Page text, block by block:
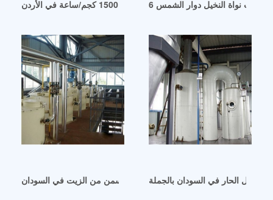
خط إنتاج زيت الفول السوداني الجديد بقدرة 1500 كجم/ساعة في الأردن
افضل سعر ماكينة صنع السمن من الزيت في السودان
الحار في السودان بالجملة